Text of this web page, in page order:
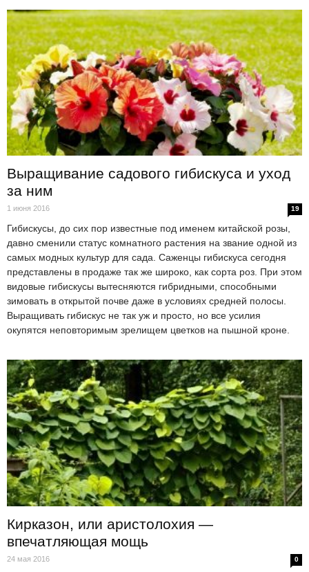
Выращивание садового гибискуса и уход
за ним
1 июня 2016 19
Гибискусы, до сих пор известные под именем китайской розы,
давно сменили статус комнатного растения на звание одной из
самых модных культур для сада. Саженцы гибискуса сегодня
представлены в продаже так же широко, как сорта роз. При этом
видовые гибискусы вытесняются гибридными, способными
зимовать в открытой почве даже в условиях средней полосы.
Выращивать гибискус не так уж и просто, но все усилия
окупятся неповторимым зрелищем цветков на пышной кроне.
Кирказон, или аристолохия —
впечатляющая мощь
24 мая 2016 0